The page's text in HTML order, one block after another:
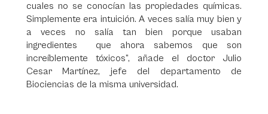
cuales no se conocían las propiedades químicas.
Simplemente era intuición. A veces salía muy bien y
a veces no salía tan bien porque usaban
ingredientes que ahora sabemos que son
increíblemente tóxicos”, añade el doctor Julio
Cesar Martínez, jefe del departamento de
Biociencias de la misma universidad.